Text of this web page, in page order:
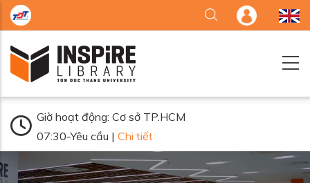
Nhảy đến nội dung
Giờ hoạt động: Cơ sở TP.HCM
07:30-Yêu cầu | Chi tiết